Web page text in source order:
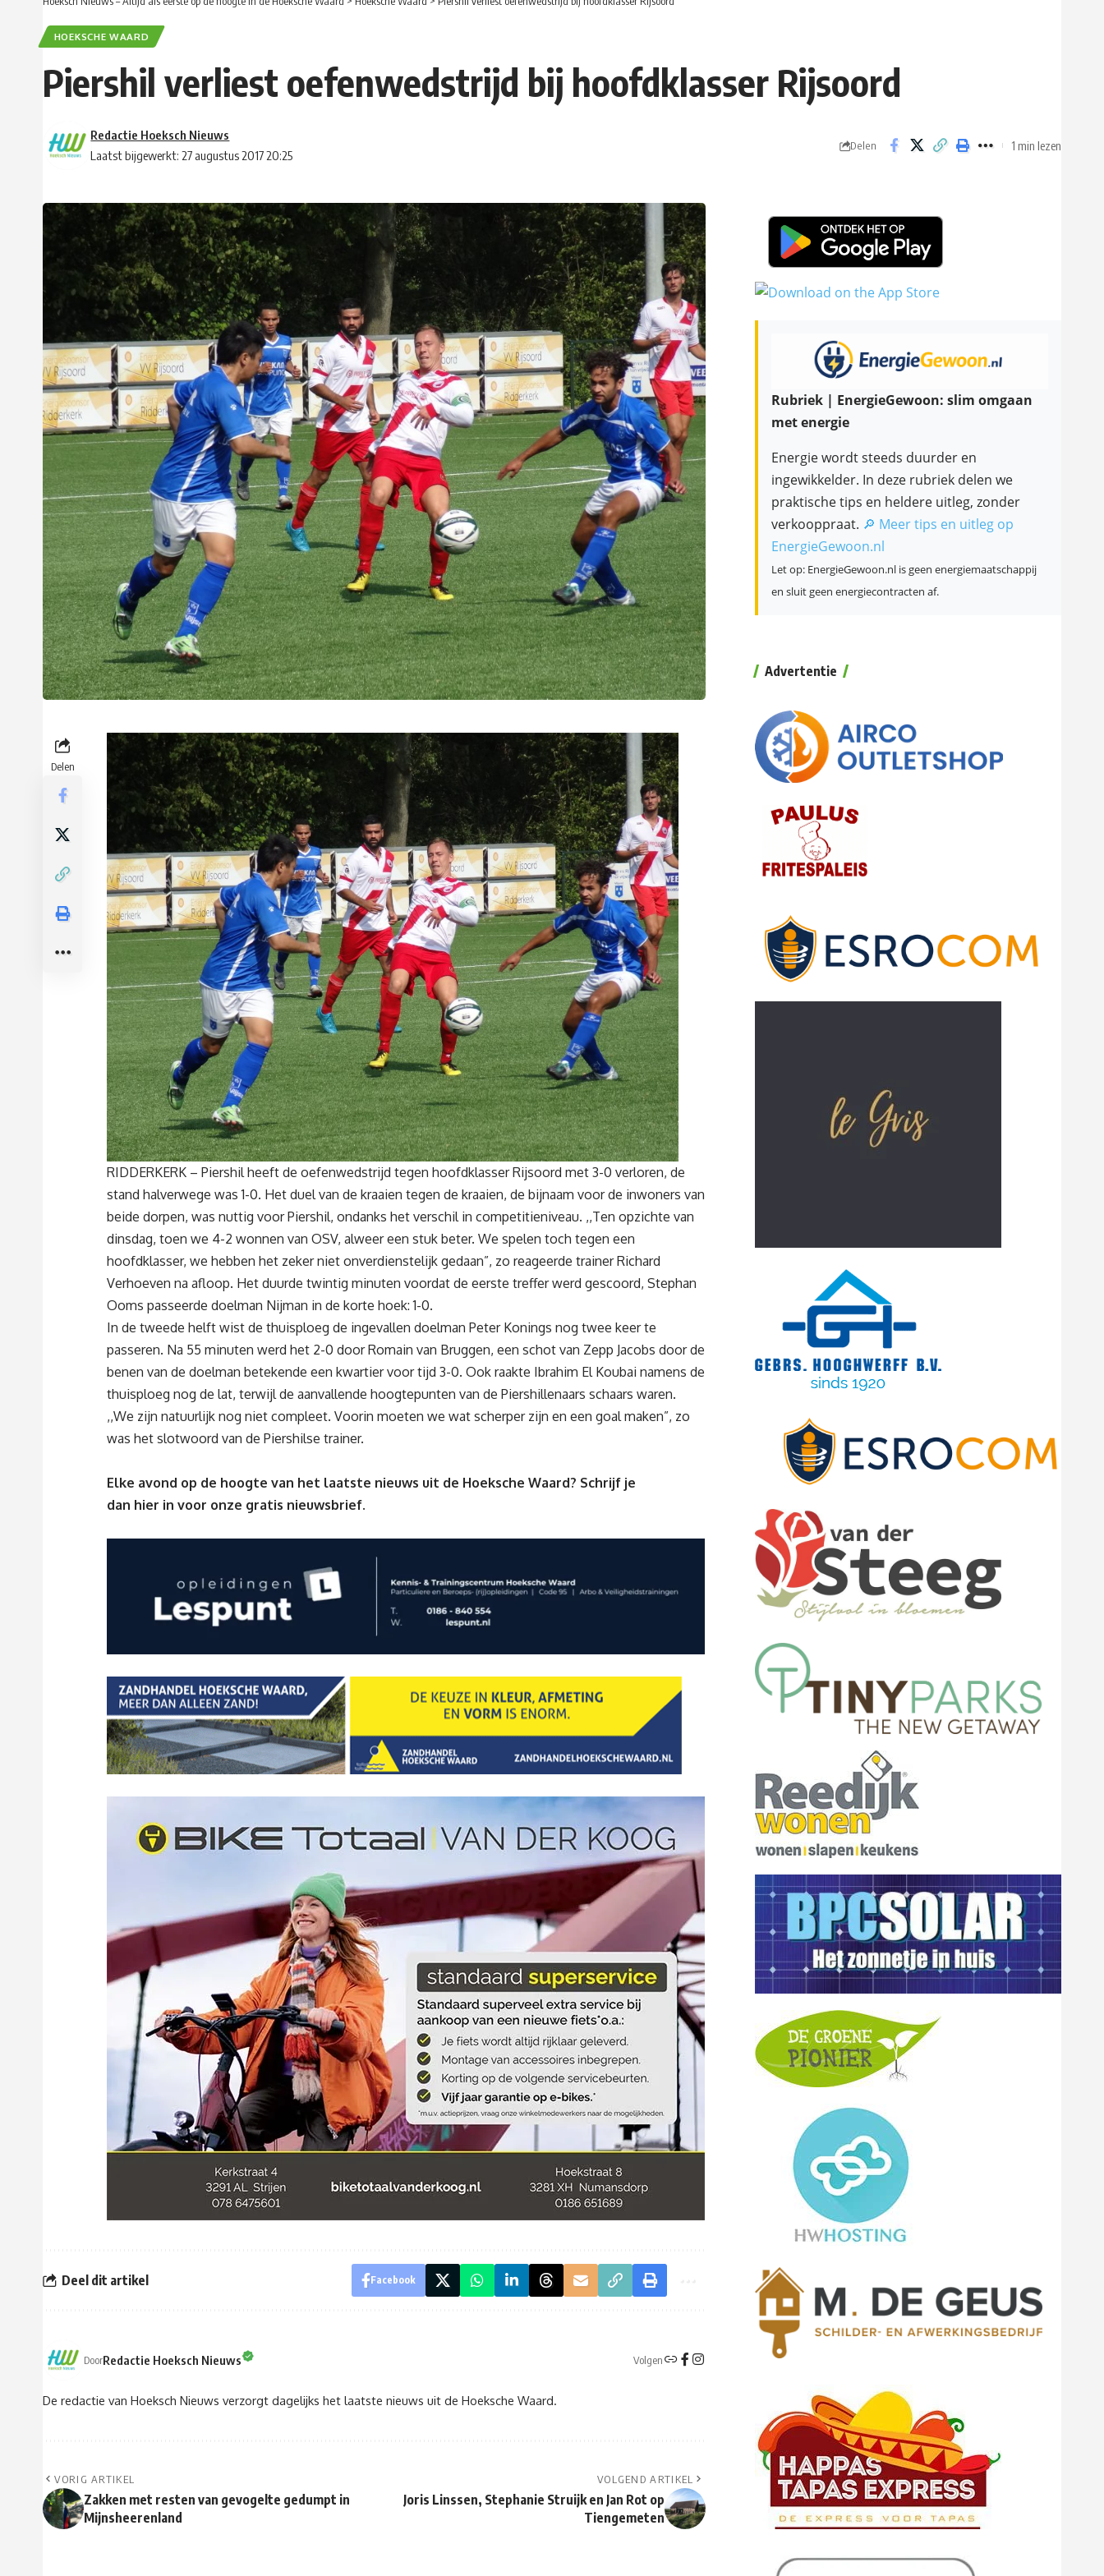
HOEKSCHE WAARD
Piershil verliest oefenwedstrijd bij hoofdklasser Rijsoord
Laatst bijgewerkt: 27 augustus 2017 20:25
Redactie Hoeksch Nieuws
Delen 1 min lezen
Delen
RIDDERKERK – Piershil heeft de oefenwedstrijd tegen hoofdklasser Rijsoord met 3-0 verloren, de
stand halverwege was 1-0. Het duel van de kraaien tegen de kraaien, de bijnaam voor de inwoners van
beide dorpen, was nuttig voor Piershil, ondanks het verschil in competitieniveau. ,,Ten opzichte van
dinsdag, toen we 4-2 wonnen van OSV, alweer een stuk beter. We spelen toch tegen een
hoofdklasser, we hebben het zeker niet onverdienstelijk gedaan”, zo reageerde trainer Richard
Verhoeven na afloop. Het duurde twintig minuten voordat de eerste treffer werd gescoord, Stephan
Ooms passeerde doelman Nijman in de korte hoek: 1-0.
In de tweede helft wist de thuisploeg de ingevallen doelman Peter Konings nog twee keer te
passeren. Na 55 minuten werd het 2-0 door Romain van Bruggen, een schot van Zepp Jacobs door de
benen van de doelman betekende een kwartier voor tijd 3-0. Ook raakte Ibrahim El Koubai namens de
thuisploeg nog de lat, terwijl de aanvallende hoogtepunten van de Piershillenaars schaars waren.
,,We zijn natuurlijk nog niet compleet. Voorin moeten we wat scherper zijn en een goal maken”, zo
was het slotwoord van de Piershilse trainer.
Elke avond op de hoogte van het laatste nieuws uit de Hoeksche Waard? Schrijf je
dan hier in voor onze gratis nieuwsbrief.
Deel dit artikel Facebook
DoorRedactie Hoeksch Nieuws Volgen
De redactie van Hoeksch Nieuws verzorgt dagelijks het laatste nieuws uit de Hoeksche Waard.
VORIG ARTIKEL
Zakken met resten van gevogelte gedumpt in
Mijnsheerenland
VOLGEND ARTIKEL
Joris Linssen, Stephanie Struijk en Jan Rot op
Tiengemeten
Rubriek | EnergieGewoon: slim omgaan
met energie
Energie wordt steeds duurder en
ingewikkelder. In deze rubriek delen we
praktische tips en heldere uitleg, zonder
verkooppraat. 🔎 Meer tips en uitleg op
EnergieGewoon.nl
Let op: EnergieGewoon.nl is geen energiemaatschappij
en sluit geen energiecontracten af.
Advertentie